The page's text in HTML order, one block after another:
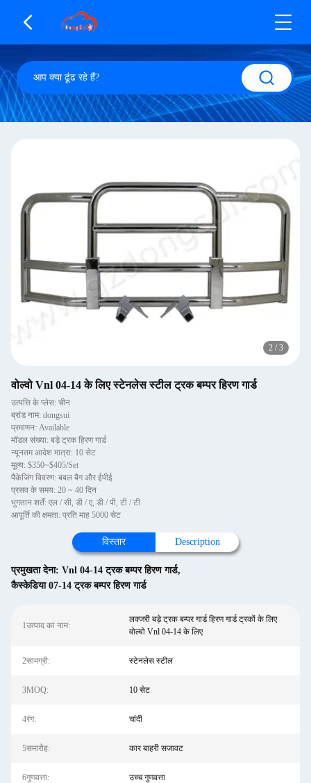
2 / 3
वोल्वो Vnl 04-14 के लिए स्टेनलेस स्टील ट्रक बम्पर हिरण गार्ड
उत्पत्ति के प्लेस: चीन
ब्रांड नाम: dongsui
प्रमाणन: Available
मॉडल संख्या: बड़े ट्रक हिरण गार्ड
न्यूनतम आदेश मात्रा: 10 सेट
मूल्य: $350~$405/Set
पैकेजिंग विवरण: बबल बैग और ईपीई
प्रसव के समय: 20 ~ 40 दिन
भुगतान शर्तें: एल / सी, डी / ए, डी / पी, टी / टी
आपूर्ति की क्षमता: प्रति माह 5000 सेट
विस्तार Description
प्रमुखता देना: Vnl 04-14 ट्रक बम्पर हिरण गार्ड,
कैस्केडिया 07-14 ट्रक बम्पर हिरण गार्ड
1उत्पाद का नाम:
लक्जरी बड़े ट्रक बम्पर गार्ड हिरण गार्ड ट्रकों के लिए
वोल्वो Vnl 04-14 के लिए
2सामग्री: स्टेनलेस स्टील
3MOQ: 10 सेट
4रंग: चांदी
5समारोह: कार बाहरी सजावट
6गुणवत्ता: उच्च गुणवत्ता